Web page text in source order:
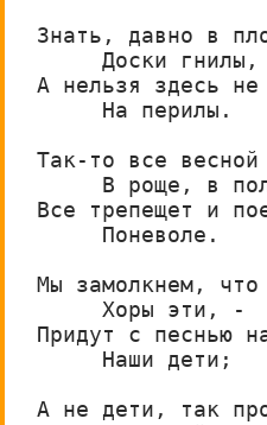
Знать, давно в
Доски гнилы,
А нельзя здесь не
     На перилы.
Так-то все весной
В роще, в
Все трепещет и
     Поневоле.
Мы замолкнем, что
     Хоры эти, -
Придут с песнью
     Наши дети;
А не дети, так